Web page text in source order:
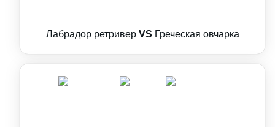
Лабрадор ретривер VS Греческая овчарка